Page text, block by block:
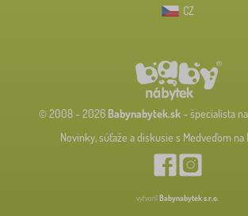
CZ
© 2008 - 2026 Babynabytek.sk– špecialista
Novinky, súťaže a diskusie s Medveďom na
vytvoril Babynabytek s.r.o.